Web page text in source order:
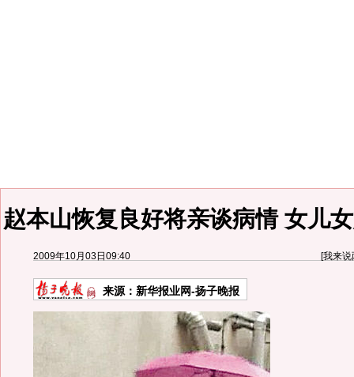
赵本山恢复良好将亲谈病情 女儿
2009年10月03日09:40 [我来说
来源： 新华报业网-扬子晚报